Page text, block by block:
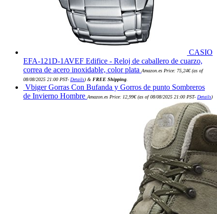
CASIO
EFA-121D-1AVEF Edifice - Reloj de caballero de cuarzo,
correa de acero inoxidable, color plata Amazon.es Price: 75,24€(as of
08/08/2025 21:00 PST- Details) & FREE Shipping
Vbiger Gorras Con Bufanda y Gorros de punto Sombreros
de Invierno Hombre Amazon.es Price: 12,99€(as of 08/08/2025 21:00 PST- Details)